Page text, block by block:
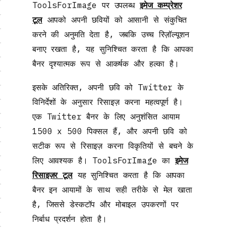
ToolsForImage पर उपलब्धइमेज कम्प्रेशर
टूलआपको अपनी छवियों को आसानी से संकुचित
करने की अनुमति देता है, जबकि उच्च रिज़ॉल्यूशन
बनाए रखता है, यह सुनिश्चित करता है कि आपका
बैनर दृश्यात्मक रूप से आकर्षक और हल्का है।
इसके अतिरिक्त, अपनी छवि को Twitter के
विनिर्देशों के अनुसार रिसाइज़ करना महत्वपूर्ण है।
एक Twitter बैनर के लिए अनुशंसित आयाम
1500 x 500 पिक्सल हैं, और अपनी छवि को
सटीक रूप से रिसाइज़ करना विकृतियों से बचने के
लिए आवश्यक है। ToolsForImage काइमेज
रिसाइज़र टूलयह सुनिश्चित करता है कि आपका
बैनर इन आयामों के साथ सही तरीके से मेल खाता
है, जिससे डेस्कटॉप और मोबाइल उपकरणों पर
निर्बाध प्रदर्शन होता है।